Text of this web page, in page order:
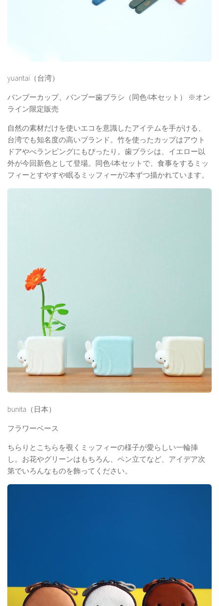
yuantai（台湾）
バンブーカップ、バンブー歯ブラシ（同色4本セット） ※オン
ライン限定販売
自然の素材だけを使いエコを意識したアイテムを手がける、
台湾でも知名度の高いブランド。竹を使ったカップはアウト
ドアやべランピングにもぴったり。歯ブラシは、イエロー以
外が今回新色として登場。同色4本セットで、食事をするミッ
フィーとすやすや眠るミッフィーが2本ずつ描かれています。
bunita（日本）
フラワーベース
ちらりとこちらを覗くミッフィーの様子が愛らしい一輪挿
し。お花やグリーンはもちろん、ペン立てなど、アイデア次
第でいろんなものを飾ってください。